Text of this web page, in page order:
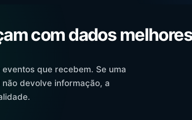
com dados
que recebem. Se uma
devolve informação, a